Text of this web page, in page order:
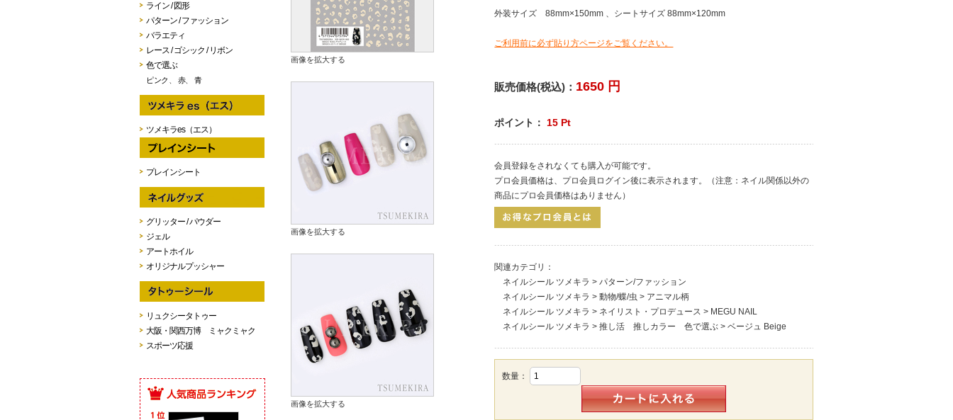
ライン / 図形
パターン / ファッション
バラエティ
レース / ゴシック / リボン
色で選ぶ
ピンク 赤、 青
ツメキラes（エス）
プレインシート
グリッター / パウダー
ジェル
アートホイル
オリジナルプッシャー
リュクシータトゥー
大阪・関西万博 ミャクミャク
スポーツ応援
画像を拡大する
画像を拡大する
画像を拡大する
外装サイズ 88mm×150mm 、シートサイズ 88mm×120mm
ご利用前に必ず貼り方ページをご覧ください。
販売価格(税込)： 1650 円
ポイント： 15 Pt
会員登録をされなくても購入が可能です。
プロ会員価格は、プロ会員ログイン後に表示されます。（注意：ネイル関係以外の
商品にプロ会員価格はありません）
関連カテゴリ：
ネイルシール ツメキラ >パターン/ファッション
ネイルシール ツメキラ >動物/蝶/虫 > アニマル柄
ネイルシール ツメキラ > ネイリスト・プロデュース > MEGU NAIL
ネイルシール ツメキラ >推し活 推しカラー 色で選ぶ >ベージュ Beige
数量：